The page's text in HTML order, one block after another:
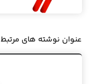
عنوان ‫نوشته های مرتبط